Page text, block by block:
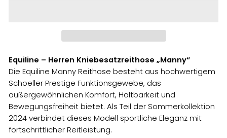
Equiline – Herren Kniebesatzreithose „Manny“
Die Equiline Manny Reithose besteht aus hochwertigem
Schoeller Prestige Funktionsgewebe, das
außergewöhnlichen Komfort, Haltbarkeit und
Bewegungsfreiheit bietet. Als Teil der Sommerkollektion
2024 verbindet dieses Modell sportliche Eleganz mit
fortschrittlicher Reitleistung.